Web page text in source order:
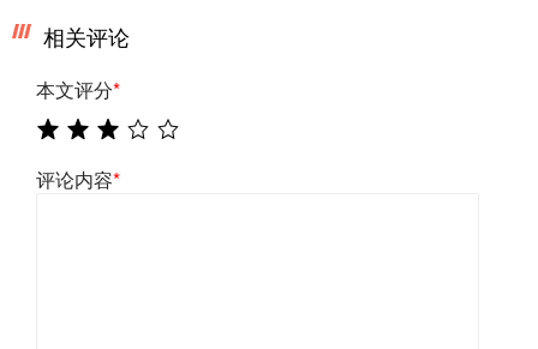
相关评论
本文评分*
评论内容*